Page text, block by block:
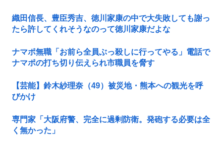
織田信長、豊臣秀吉、徳川家康の中で大失敗しても謝っ
たら許してくれそうなのって徳川家康だよな
ナマポ無職「お前ら全員ぶっ殺しに行ってやる」電話で
ナマポの打ち切り伝えられ市職員を脅す
【芸能】鈴木紗理奈（49）被災地・熊本への観光を呼
びかけ
専門家「大阪府警、完全に過剰防衛。発砲する必要は全
く無かった」